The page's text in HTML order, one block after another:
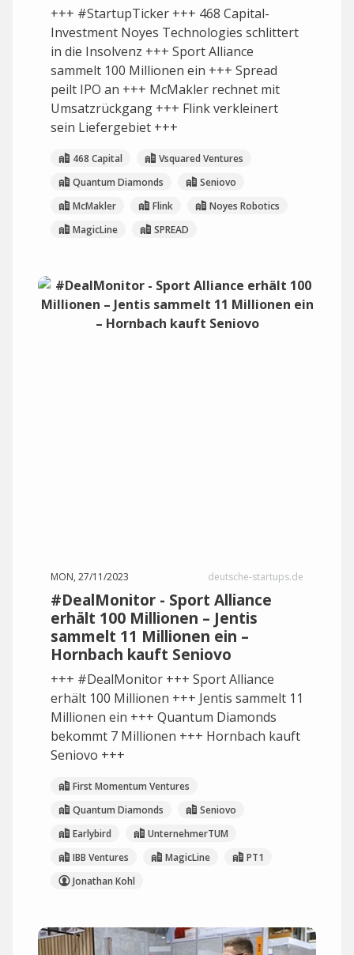
+++ #StartupTicker +++ 468 Capital-
Investment Noyes Technologies schlittert
in die Insolvenz +++ Sport Alliance
sammelt 100 Millionen ein +++ Spread
peilt IPO an +++ McMakler rechnet mit
Umsatzrückgang +++ Flink verkleinert
sein Liefergebiet +++
468 Capital
Vsquared Ventures
Quantum Diamonds
Seniovo
McMakler
Flink
Noyes Robotics
MagicLine
SPREAD
MON, 27/11/2023 deutsche-startups.de
#DealMonitor - Sport Alliance
erhält 100 Millionen – Jentis
sammelt 11 Millionen ein –
Hornbach kauft Seniovo
+++ #DealMonitor +++ Sport Alliance
erhält 100 Millionen +++ Jentis sammelt 11
Millionen ein +++ Quantum Diamonds
bekommt 7 Millionen +++ Hornbach kauft
Seniovo +++
First Momentum Ventures
Quantum Diamonds
Seniovo
Earlybird
UnternehmerTUM
IBB Ventures
MagicLine
PT1
Jonathan Kohl